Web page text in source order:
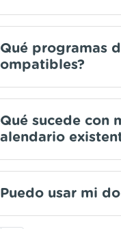
programas
sucede con
usar mi